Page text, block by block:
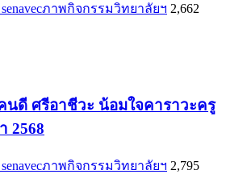
ภาพกิจกรรมวิทยาลัยฯ 2,662
นดี ศรีอาชีวะ น้อมใจคาราวะครู
2568
ภาพกิจกรรมวิทยาลัยฯ 2,795